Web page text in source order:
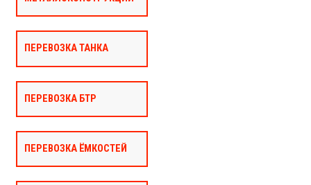
ПЕРЕВОЗКА ТАНКА
ПЕРЕВОЗКА БТР
ПЕРЕВОЗКА ЁМКОСТЕЙ